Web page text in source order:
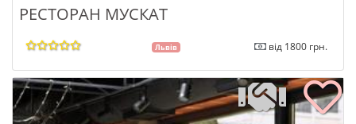
РЕСТОРАН МУСКАТ
Львів від 1800 грн.